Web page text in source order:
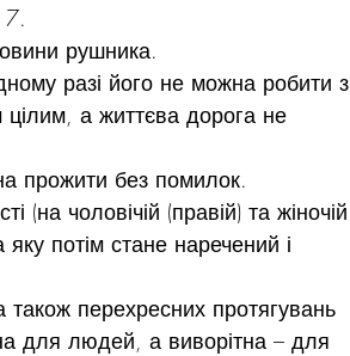
7.
рушника.
разі його не можна робити з
цілим, а життєва дорога не
прожити без помилок.
(на чоловічій (правій) та жіночій
потім стане наречений і
перехресних протягувань
для людей, а виворітна – для